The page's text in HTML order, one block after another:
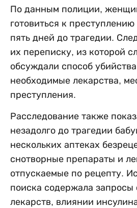
По данным полиции,
готовиться к
пять дней до трагедии.
их переписку, из которой
обсуждали способ
необходимые лекарства,
преступления.
Расследование также
незадолго до трагедии
нескольких аптеках
снотворные препараты и
отпускаемые по рецепту.
поиска содержала запросы
лекарств, влиянии